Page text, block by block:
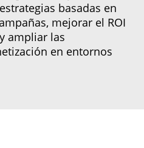
basadas en
mejorar el ROI
ampliar las
en entornos